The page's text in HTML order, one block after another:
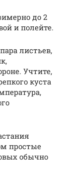
до 2
и полейте.
листьев,
Учтите,
куста
простые
обычно